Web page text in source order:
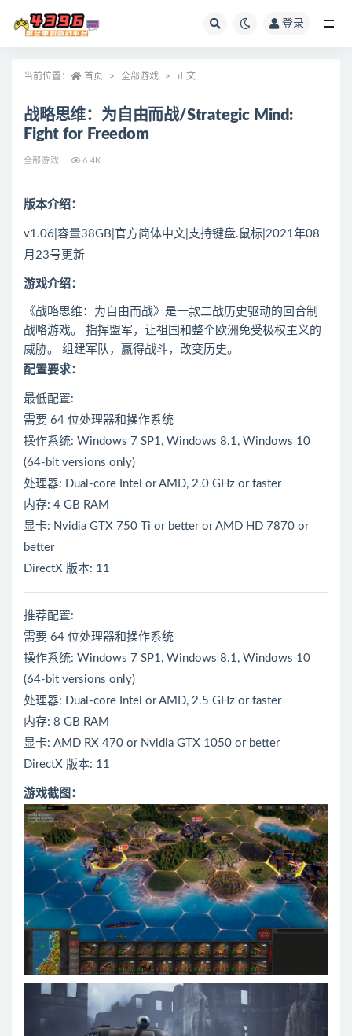
登录
当前位置： 首页 全部游戏 正文
战略思维：为自由而战/Strategic Mind:
Fight for Freedom
全部游戏 6.4K
版本介绍：
v1.06|容量38GB|官方简体中文|支持键盘.鼠标|2021年08
月23号更新
游戏介绍：
《战略思维：为自由而战》是一款二战历史驱动的回合制
战略游戏。 指挥盟军，让祖国和整个欧洲免受极权主义的
威胁。 组建军队，赢得战斗，改变历史。
配置要求：
最低配置:
需要 64 位处理器和操作系统
操作系统: Windows 7 SP1, Windows 8.1, Windows 10
(64-bit versions only)
处理器: Dual-core Intel or AMD, 2.0 GHz or faster
内存: 4 GB RAM
显卡: Nvidia GTX 750 Ti or better or AMD HD 7870 or
better
DirectX 版本: 11
推荐配置:
需要 64 位处理器和操作系统
操作系统: Windows 7 SP1, Windows 8.1, Windows 10
(64-bit versions only)
处理器: Dual-core Intel or AMD, 2.5 GHz or faster
内存: 8 GB RAM
显卡: AMD RX 470 or Nvidia GTX 1050 or better
DirectX 版本: 11
游戏截图：